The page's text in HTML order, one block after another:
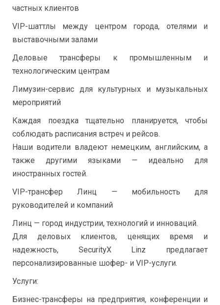
частных клиентов
VIP-шаттлы между центром города, отелями и
выставочными залами
Деловые трансферы к промышленным и
технологическим центрам
Лимузин-сервис для культурных и музыкальных
мероприятий
Каждая поездка тщательно планируется, чтобы
соблюдать расписания встреч и рейсов.
Наши водители владеют немецким, английским, а
также другими языками — идеально для
иностранных гостей.
VIP-трансфер Линц — мобильность для
руководителей и компаний
Линц — город индустрии, технологий и инноваций.
Для деловых клиентов, ценящих время и
надежность, SecurityX Linz предлагает
персонализированные шофер- и VIP-услуги.
Услуги:
Бизнес-трансферы на предприятия, конференции и